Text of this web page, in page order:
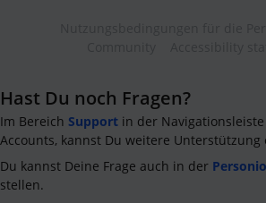
Hast Du noch Fragen?
Im Bereich Support in der
Accounts, kannst Du weitere Unterstützung
Du kannst Deine Frage auch in der
stellen.